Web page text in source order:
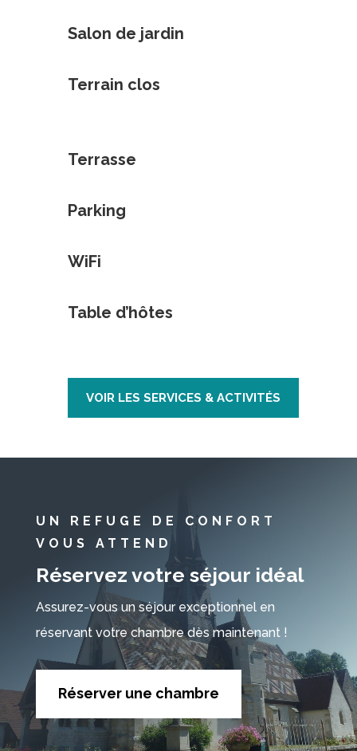
Salon de jardin
Terrain clos
Terrasse
Parking
WiFi
Table d’hôtes
VOIR LES SERVICES & ACTIVITÉS
UN REFUGE DE CONFORT
VOUS ATTEND
Réservez votre séjour idéal
Assurez-vous un séjour exceptionnel en
réservant votre chambre dès maintenant !
Réserver une chambre